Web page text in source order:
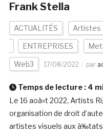
Frank Stella
ACTUALITÉS Artistes
ENTREPRISES
Web3 17/08/2022 par
Temps de lecture : 4
Le 16 aoà»t 2022, Artists
organisation de droit
artistes visuels aux